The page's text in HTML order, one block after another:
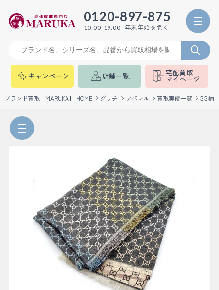
0120-897-875
10:00-19:00 年末年始を除く
キャンペーン 店舗一覧 宅配買取
マイページ
ブランド買取【MARUKA】 HOME グッチ アパレル 買取実績一覧 GG柄